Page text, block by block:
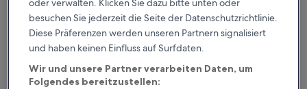
Sonesta Select Seattle Bellevue Redmond
oder verwalten. Klicken Sie dazu bitte unten oder
besuchen Sie jederzeit die Seite der Datenschutzrichtlinie.
Diese Präferenzen werden unseren Partnern signalisiert
und haben keinen Einfluss auf Surfdaten.
Wir und unsere Partner verarbeiten Daten, um
Folgendes bereitzustellen: